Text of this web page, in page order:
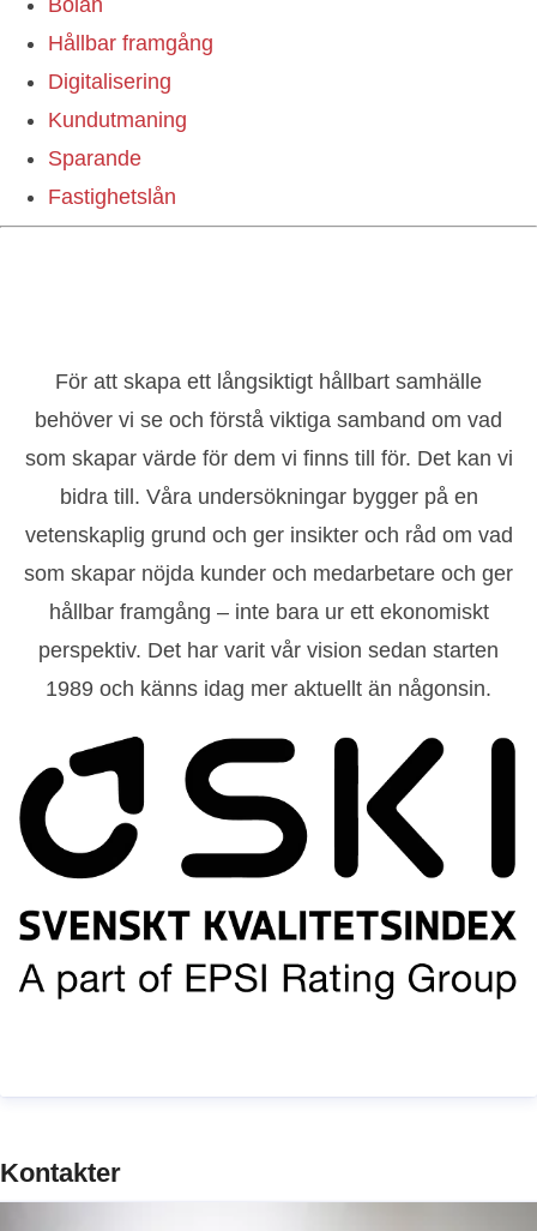
Bolån
Hållbar framgång
Digitalisering
Kundutmaning
Sparande
Fastighetslån
För att skapa ett långsiktigt hållbart samhälle
behöver vi se och förstå viktiga samband om vad
som skapar värde för dem vi finns till för. Det kan vi
bidra till. Våra undersökningar bygger på en
vetenskaplig grund och ger insikter och råd om vad
som skapar nöjda kunder och medarbetare och ger
hållbar framgång – inte bara ur ett ekonomiskt
perspektiv. Det har varit vår vision sedan starten
1989 och känns idag mer aktuellt än någonsin.
Kontakter